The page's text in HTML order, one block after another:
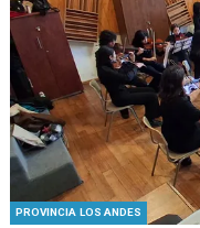
PROVINCIA LOS ANDES